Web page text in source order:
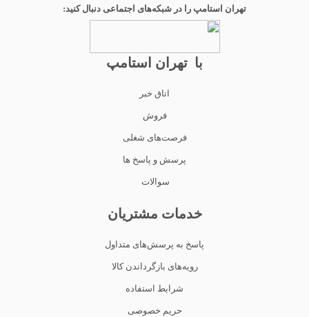
تهران استامپ را در شبکه‌های اجتماعی دنبال کنید:
با تهران استامپ
اتاق خبر
فروش
فرصت‌های شغلی
پرسش و پاسخ ها
سوالات
خدمات مشتریان
پاسخ به پرسش‌های متداول
رویه‌های بازگرداندن کالا
شرایط استفاده
حریم خصوصی